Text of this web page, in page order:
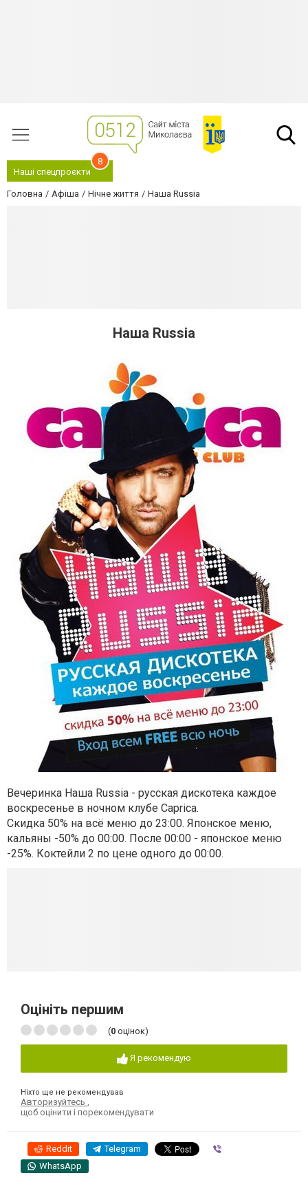
Наші спецпроєкти
8
Головна Афіша Нічне життя Наша Russia
Наша Russia
Вечеринка Наша Russia - русская дискотека каждое
воскресенье в ночном клубе Caprica.
Скидка 50% на всё меню до 23:00. Японское меню,
кальяны -50% до 00:00. После 00:00 - японское меню
-25%. Коктейли 2 по цене одного до 00:00.
Оцініть першим
(0 оцінок)
Я рекомендую
Ніхто ще не рекомендував
Авторизуйтесь
щоб оцінити і порекомендувати
Reddit Telegram
WhatsApp